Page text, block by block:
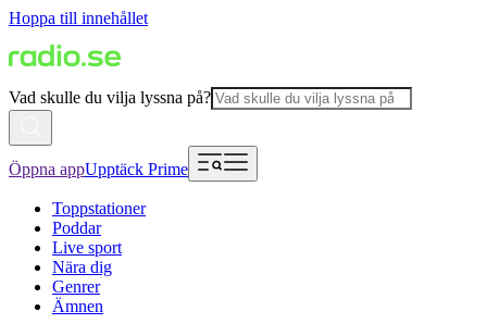
Hoppa till innehållet
Vad skulle du vilja lyssna på?
Öppna appUpptäck Prime
Toppstationer
Poddar
Live sport
Nära dig
Genrer
Ämnen